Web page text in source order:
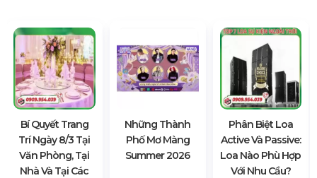
Bí Quyết Trang
Trí Ngày 8/3 Tại
Văn Phòng, Tại
Nhà Và Tại Các
Những Thành
Phố Mơ Màng
Summer 2026
Phân Biệt Loa
Active Và Passive:
Loa Nào Phù Hợp
Với Nhu Cầu?